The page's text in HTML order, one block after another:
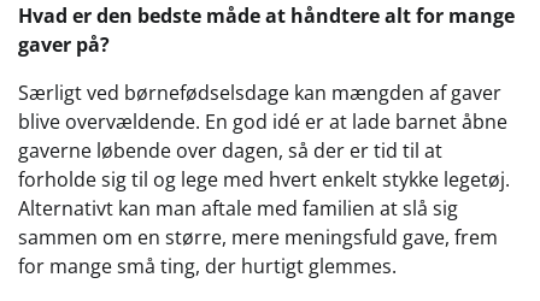
Hvad er den bedste måde at håndtere alt for mange
gaver på?
Særligt ved børnefødselsdage kan mængden af gaver
blive overvældende. En god idé er at lade barnet åbne
gaverne løbende over dagen, så der er tid til at
forholde sig til og lege med hvert enkelt stykke legetøj.
Alternativt kan man aftale med familien at slå sig
sammen om en større, mere meningsfuld gave, frem
for mange små ting, der hurtigt glemmes.